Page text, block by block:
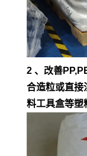
2 、改善
合造粒或直接
料工具盒等塑